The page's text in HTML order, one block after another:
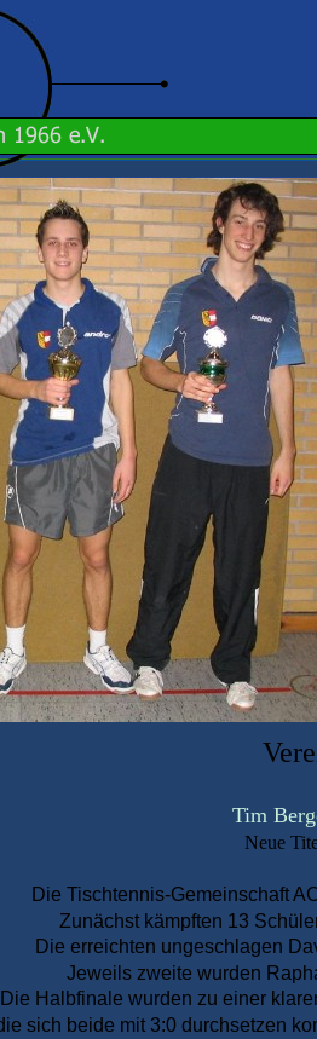
Tim
Neue
Die Tischtennis-Gemeinschaft
Zunächst kämpften 13
Die erreichten ungeschlagen
Jeweils zweite wurden
Die Halbfinale wurden zu einer
sich beide mit 3:0 durchsetzen